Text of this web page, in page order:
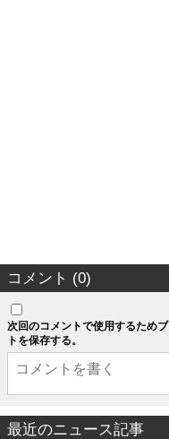
コメント (0)
次回のコメントで使用するため
トを保存する。
最近のニュース記事